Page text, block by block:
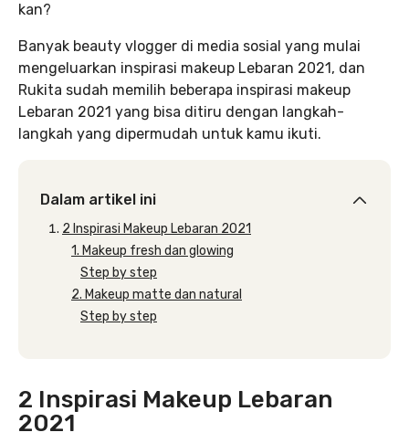
kan?
Banyak beauty vlogger di media sosial yang mulai
mengeluarkan inspirasi makeup Lebaran 2021, dan
Rukita sudah memilih beberapa inspirasi makeup
Lebaran 2021 yang bisa ditiru dengan langkah-
langkah yang dipermudah untuk kamu ikuti.
Dalam artikel ini
2 Inspirasi Makeup Lebaran 2021
1. Makeup fresh dan glowing
Step by step
2. Makeup matte dan natural
Step by step
2 Inspirasi Makeup Lebaran
2021